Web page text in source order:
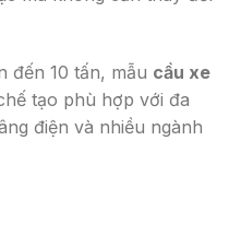
đến 10 tấn, mẫu cầu xe
tạo phù hợp với đa
điện và nhiều ngành